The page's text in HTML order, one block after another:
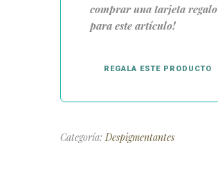
comprar una tarjeta regalo
para este artículo!
REGALA ESTE PRODUCTO
Categoría:Despigmentantes